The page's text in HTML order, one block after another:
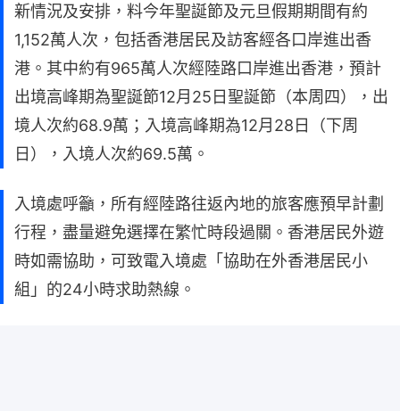
新情況及安排，料今年聖誕節及元旦假期期間有約
1,152萬人次，包括香港居民及訪客經各口岸進出香
港。其中約有965萬人次經陸路口岸進出香港，預計
出境高峰期為聖誕節12月25日聖誕節（本周四），出
境人次約68.9萬；入境高峰期為12月28日（下周
日），入境人次約69.5萬。
入境處呼籲，所有經陸路往返內地的旅客應預早計劃
行程，盡量避免選擇在繁忙時段過關。香港居民外遊
時如需協助，可致電入境處「協助在外香港居民小
組」的24小時求助熱線。